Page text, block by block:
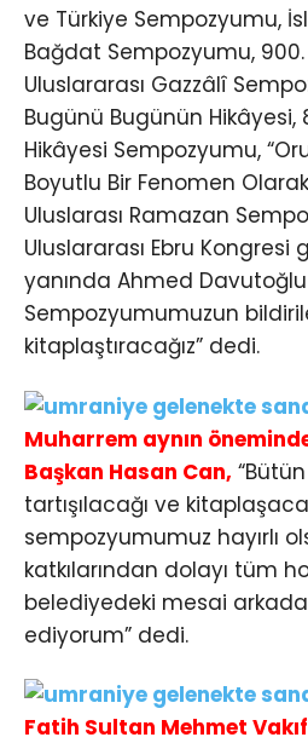
ve Türkiye Sempozyumu,
Bağdat Sempozyumu, 900.
Uluslararası Gazzâlî
Bugünü Bugünün Hikâyesi,
Hikâyesi Sempozyumu,
Boyutlu Bir Fenomen Olarak
Uluslarası Ramazan
Uluslararası Ebru Kongresi
yanında Ahmed Davutoğlu
Sempozyumumuzun
kitaplaştıracağız” dedi.
Muharrem aynın
Başkan Hasan Can,
tartışılacağı ve
sempozyumumuz hayırlı
katkılarından dolayı tüm
belediyedeki mesai
ediyorum” dedi.
Fatih Sultan Mehmet